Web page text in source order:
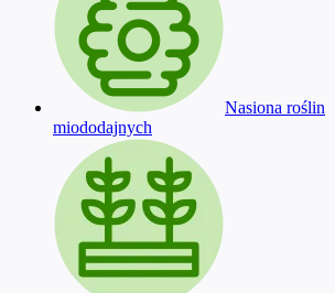
Nasiona roślin
miododajnych